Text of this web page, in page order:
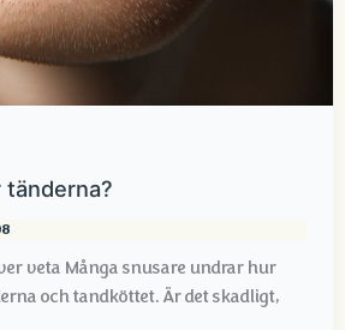
veta Många snusare undrar hur
och tandköttet. Är det skadligt,